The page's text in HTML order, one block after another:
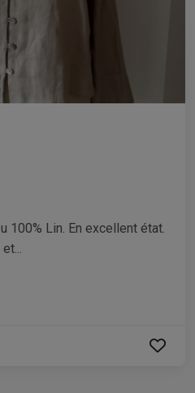
100% Lin. En excellent état.